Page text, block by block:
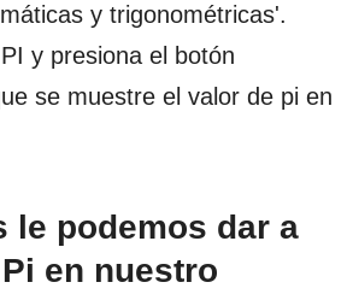
y trigonométricas'.
y presiona el botón
se muestre el valor de pi en
le podemos dar a
en nuestro